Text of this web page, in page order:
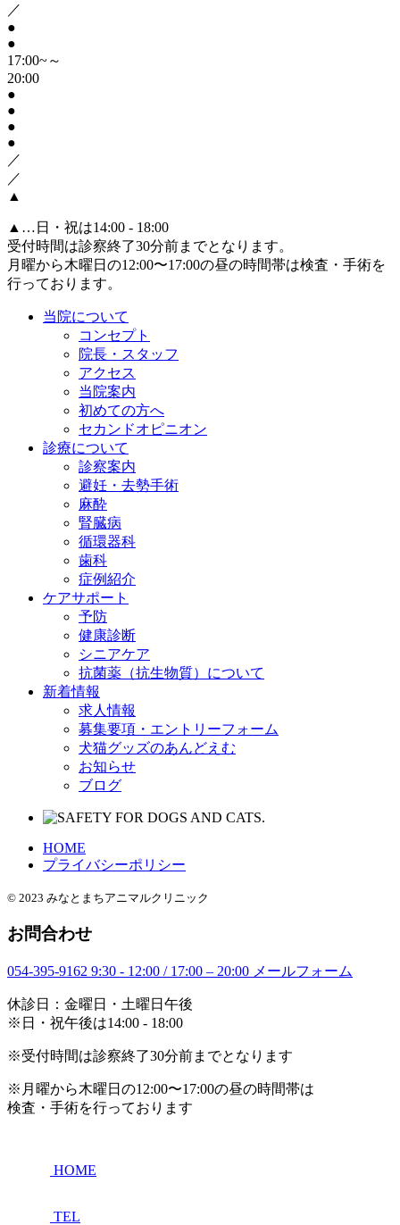
／
●
●
17:00~～
20:00
●
●
●
●
／
／
▲
▲ …日・祝は14:00 - 18:00
受付時間は診察終了30分前までとなります。
月曜から木曜日の12:00〜17:00の昼の時間帯は検査・手術を
行っております。
当院について
コンセプト
院長・スタッフ
アクセス
当院案内
初めての方へ
セカンドオピニオン
診療について
診察案内
避妊・去勢手術
麻酔
腎臓病
循環器科
歯科
症例紹介
ケアサポート
予防
健康診断
シニアケア
抗菌薬（抗生物質）について
新着情報
求人情報
募集要項・エントリーフォーム
犬猫グッズのあんどえむ
お知らせ
ブログ
HOME
プライバシーポリシー
© 2023 みなとまちアニマルクリニック
お問合わせ
054-395-9162 9:30 - 12:00 / 17:00 – 20:00 メールフォーム
休診日：金曜日・土曜日午後
※日・祝午後は14:00 - 18:00
※受付時間は診察終了30分前までとなります
※月曜から木曜日の12:00〜17:00の昼の時間帯は
検査・手術を行っております
HOME
TEL